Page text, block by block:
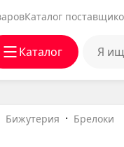
Каталог
Каталог
Бижутерия Брелоки